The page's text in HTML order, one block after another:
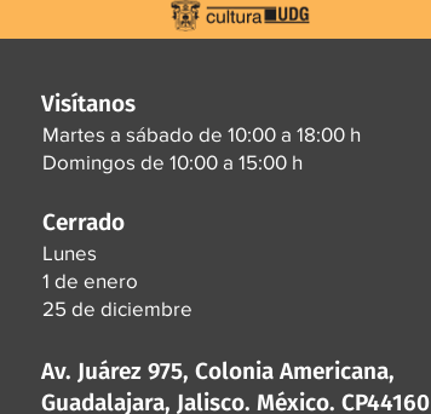
Visítanos
Martes a sábado de 10:00 a 18:00 h
Domingos de 10:00 a 15:00 h
Cerrado
Lunes
1 de enero
25 de diciembre
Av. Juárez 975, Colonia Americana,
Guadalajara, Jalisco. México. CP44160